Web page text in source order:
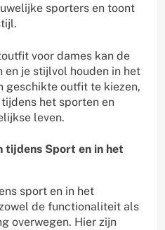
sporters en toont
voor dames kan de
je stijlvol houden in het
geschikte outfit te kiezen,
het sporten en
leven.
tijdens Sport en in het
sport en in het
de functionaliteit als
overwegen. Hier zijn